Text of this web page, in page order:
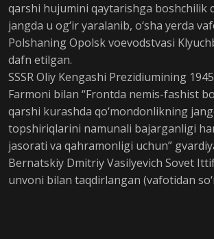
qarshi hujumini qaytarishga boshchilik
jangda u og‘ir yaralanib, o‘sha yerda
Polshaning Opolsk voevodstvasi
dafn etilgan.
SSSR Oliy Kengashi Prezidiumining
Farmoni bilan “Frontda nemis-fashist
qarshi kurashda qo‘mondonlikning
topshiriqlarini namunali bajarganligi
jasorati va qahramonligi uchun”
Bernatskiy Dmitriy Vasilyevich Sovet
unvoni bilan taqdirlangan (vafotidan